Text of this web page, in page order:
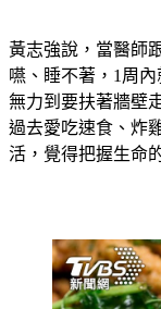
黃志強說，當醫師
嚥、睡不著，1周
無力到要扶著牆壁
過去愛吃速食、炸